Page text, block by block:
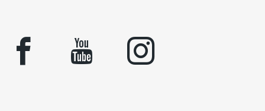
facebook youtube instagram